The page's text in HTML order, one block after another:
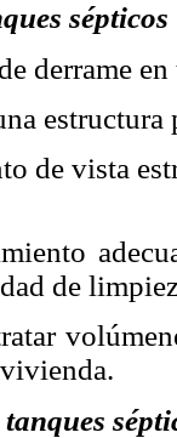
sépticos
derrame
estructura
de vista
de